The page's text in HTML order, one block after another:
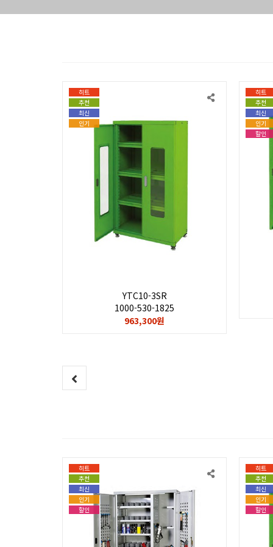
히트
추천
최신
인기
YTC10-3SR
1000-530-1825
963,300원
히트
추천
최신
인기
할인
히트
추천
최신
인기
할인
히트
추천
최신
인기
할인